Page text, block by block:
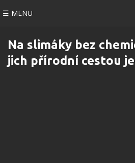
☰ MENU
Na slimáky bez
jich přírodní cestou